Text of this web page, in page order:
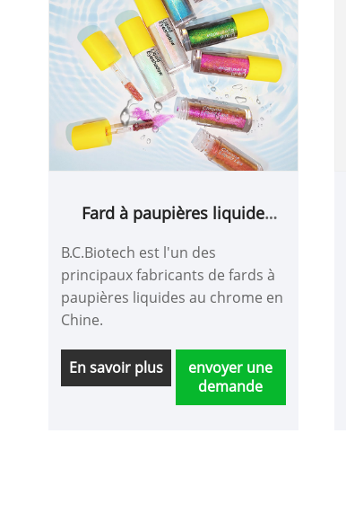
Fard à paupières liquide
B.C.Biotech est l'un des
principaux fabricants de fards à
paupières liquides au chrome en
Chine.
En savoir plus
envoyer une
demande